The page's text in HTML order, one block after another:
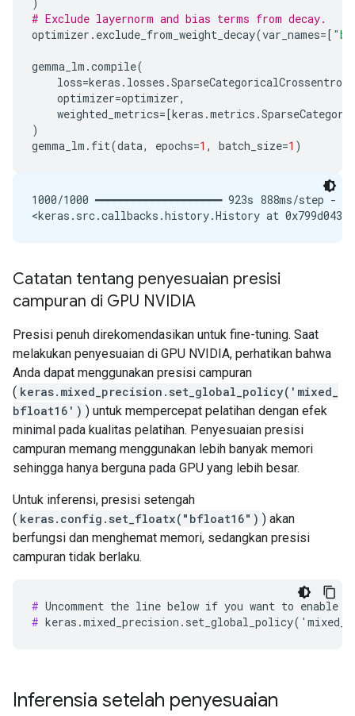
# Exclude layernorm and bias terms from decay.
optimizer . exclude_from_weight_decay(var_names=[
gemma_lm .compile(
loss=keras . losses .SparseCategoricalCrossentropy
optimizer=optimizer,
weighted_metrics=[keras .metrics .
)
gemma_lm . fit(data, epochs=1 , batch_size=1 )
1000/1000 ━━━━━━━━━━━━━━━━━━━━ 923s 888ms/
Catatan tentang penyesuaian presisi
campuran di GPU NVIDIA
Presisi penuh direkomendasikan untuk fine-tuning. Saat
melakukan penyesuaian di GPU NVIDIA, perhatikan bahwa
Anda dapat menggunakan presisi campuran
( keras.mixed_precision.set_global_policy('mixed_
bfloat16') ) untuk mempercepat pelatihan dengan efek
minimal pada kualitas pelatihan. Penyesuaian presisi
campuran memang menggunakan lebih banyak memori
sehingga hanya berguna pada GPU yang lebih besar.
Untuk inferensi, presisi setengah
( keras.config.set_floatx("bfloat16") ) akan
berfungsi dan menghemat memori, sedangkan presisi
campuran tidak berlaku.
#
#
Inferensia setelah penyesuaian